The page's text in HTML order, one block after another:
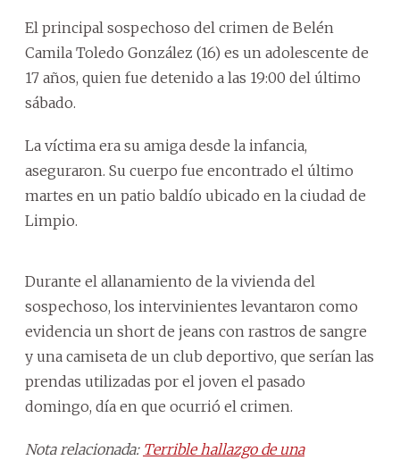
El principal sospechoso del crimen de Belén
Camila Toledo González (16) es un adolescente de
17 años, quien fue detenido a las 19:00 del último
sábado.
La víctima era su amiga desde la infancia,
aseguraron. Su cuerpo fue encontrado el último
martes en un patio baldío ubicado en la ciudad de
Limpio.
Durante el allanamiento de la vivienda del
sospechoso, los intervinientes levantaron como
evidencia un short de jeans con rastros de sangre
y una camiseta de un club deportivo, que serían las
prendas utilizadas por el joven el pasado
domingo, día en que ocurrió el crimen.
Nota relacionada: Terrible hallazgo de una